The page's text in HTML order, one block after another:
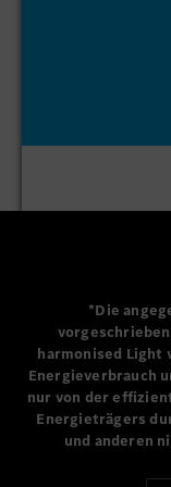
begeistern, haben
Amtsträgern und
Zukunft zu
hat mit seinem
ein Major-Turnier
*Die
harmonised Light
Energieverbrauch
nur von der
Energieträgers
und anderen